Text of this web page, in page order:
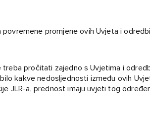
povremene promjene ovih Uvjeta i
pročitati zajedno s Uvjetima i
bilo kakve nedosljednosti između ovih
JLR-a, prednost imaju uvjeti tog